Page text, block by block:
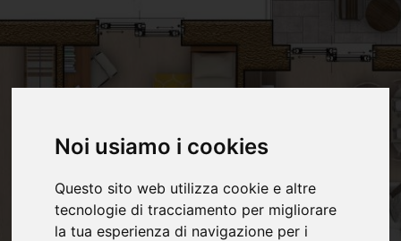
Noi usiamo i cookies
Questo sito web utilizza cookie e altre
tecnologie di tracciamento per migliorare
la tua esperienza di navigazione per i